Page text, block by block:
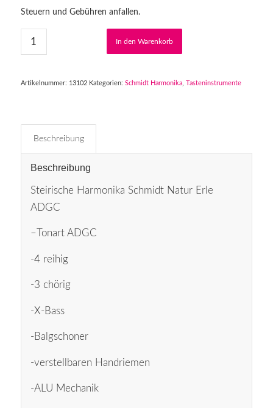
Steuern und Gebühren anfallen.
In den Warenkorb
Artikelnummer: 13102 Kategorien: Schmidt Harmonika, Tasteninstrumente
Beschreibung
Beschreibung
Steirische Harmonika Schmidt Natur Erle
ADGC
–Tonart ADGC
-4 reihig
-3 chörig
-X-Bass
-Balgschoner
-verstellbaren Handriemen
-ALU Mechanik